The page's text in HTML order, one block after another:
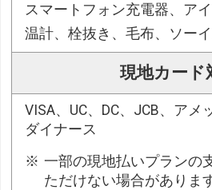
スマートフォン充電器、ア
温計、栓抜き、毛布、ソー
現地カード
VISA、UC、DC、JCB、アメ
ダイナース
一部の現地払いプランの
ただけない場合がありま